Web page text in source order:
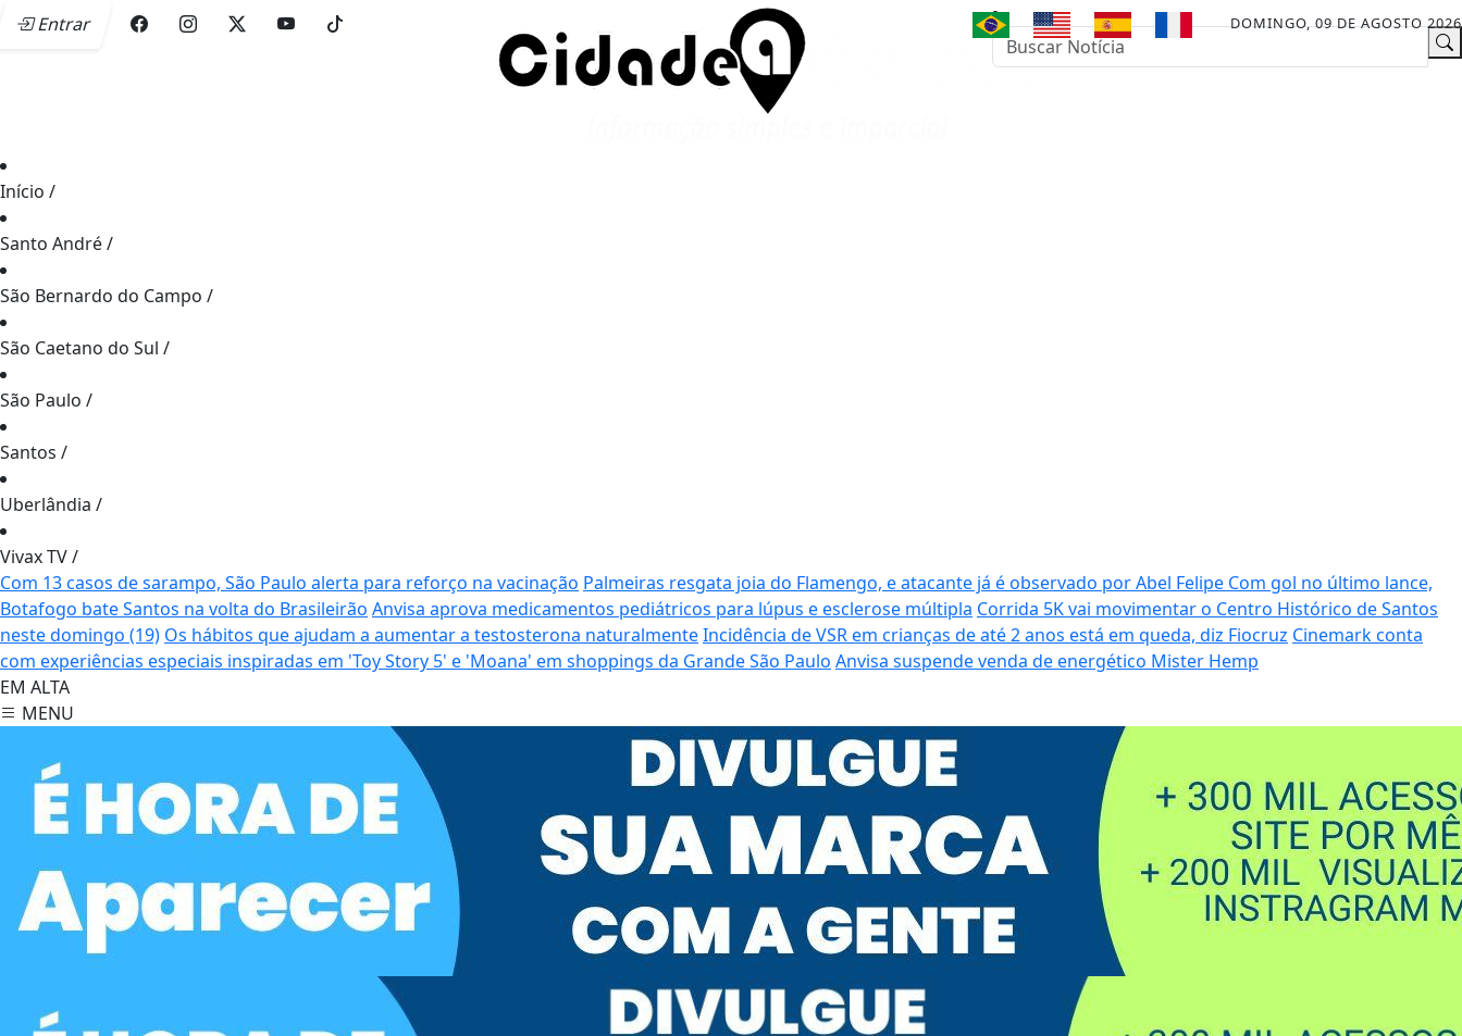
Entrar DOMINGO, 09 DE AGOSTO 2026
Início /
Santo André/
São Bernardo do Campo /
São Caetano do Sul /
São Paulo /
Santos /
Uberlândia /
Vivax TV/
Com 13 casos de sarampo, São Paulo alerta para reforço na vacinação Palmeiras resgata joia do Flamengo, e atacante já é observado por Abel Felipe Com gol no último lance,
Botafogo bate Santos na volta do Brasileirão Anvisa aprova medicamentos pediátricos para lúpus e esclerose múltipla Corrida 5K vai movimentar o Centro Histórico de Santos
neste domingo (19) Os hábitos que ajudam a aumentar a testosterona naturalmenteIncidência de VSR em crianças de até 2 anos está em queda, diz Fiocruz Cinemark conta
com experiências especiais inspiradas em 'Toy Story 5' e 'Moana' em shoppings da Grande São Paulo Anvisa suspende venda de energético Mister Hemp
EM ALTA
MENU